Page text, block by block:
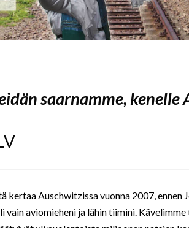
saarnamme,
kertaa Auschwitzissa vuonna 2007, ennen
vain aviomieheni ja lähin tiimini.